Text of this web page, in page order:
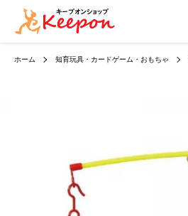
ホーム 知育玩具・カードゲーム・おもちゃ